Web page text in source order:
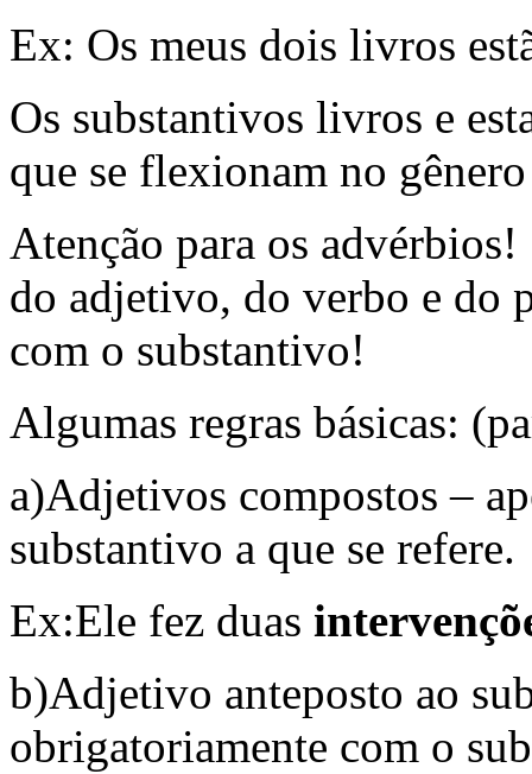
Ex: Os meus dois livros
Os substantivos livros e
que se flexionam no
Atenção para os
do adjetivo, do verbo e do
com o substantivo!
Algumas regras básicas:
a)Adjetivos compostos –
substantivo a que se refere.
Ex:Ele fez duas
b)Adjetivo anteposto ao
obrigatoriamente com o